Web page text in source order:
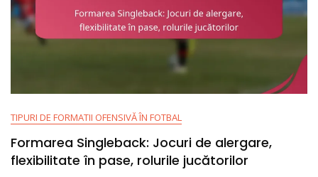
TIPURI DE FORMATII OFENSIVĂ ÎN FOTBAL
Formarea Singleback: Jocuri de alergare,
flexibilitate în pase, rolurile jucătorilor